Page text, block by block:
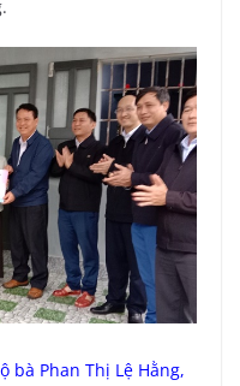
bà Phan Thị Lệ Hằng,